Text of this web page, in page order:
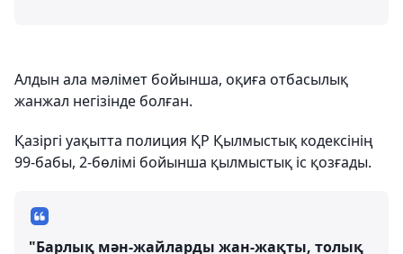
Алдын ала мәлімет бойынша, оқиға отбасылық
жанжал негізінде болған.
Қазіргі уақытта полиция ҚР Қылмыстық кодексінің
99-бабы, 2-бөлімі бойынша қылмыстық іс қозғады.
"Барлық мән-жайларды жан-жақты, толық